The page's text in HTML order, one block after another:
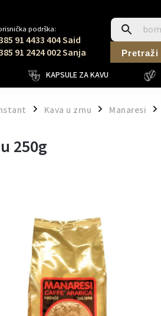
podrška:
91 4433 404 Said
91 2424 002 Sanja
Pretraži
KAPSULE ZA KAVU
/ Kava u zrnu / Manaresi /
250g